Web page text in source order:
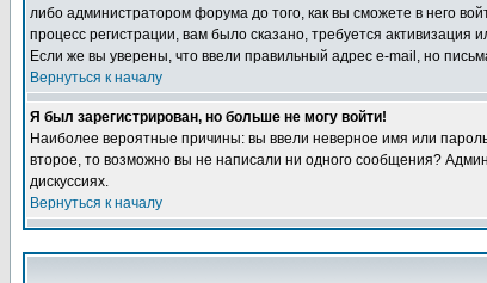
либо администратором форума до того, как вы сможете в него
процесс регистрации, вам было сказано, требуется
Если же вы уверены, что ввели правильный адрес e-mail, но
Вернуться к началу
Я был зарегистрирован, но больше не могу войти!
Наиболее вероятные причины: вы ввели неверное имя или
второе, то возможно вы не написали ни одного сообщения?
дискуссиях.
Вернуться к началу